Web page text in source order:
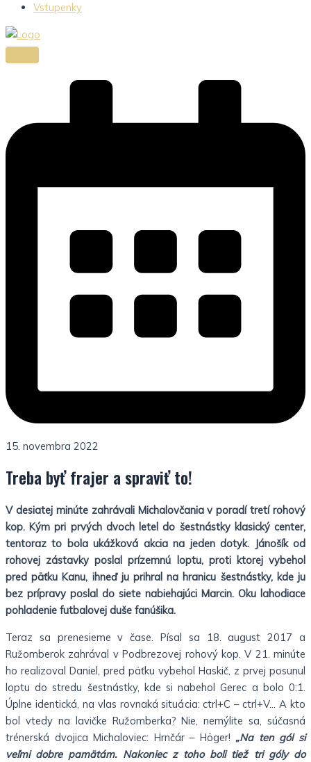
Vstupenky
15. novembra 2022
Treba byť frajer a spraviť to!
V desiatej minúte zahrávali Michalovčania v poradí tretí rohový
kop. Kým pri prvých dvoch letel do šestnástky klasický center,
tentoraz to bola ukážková akcia na jeden dotyk. Jánošík od
rohovej zástavky poslal prízemnú loptu, proti ktorej vybehol
pred päťku Kanu, ihneď ju prihral na hranicu šestnástky, kde ju
bez prípravy poslal do siete nabiehajúci Marcin. Oku lahodiace
pohladenie futbalovej duše fanúšika.
Teraz sa prenesieme v čase. Písal sa 18. august 2017 a
Ružomberok zahrával v Podbrezovej rohový kop. V 21. minúte
ho realizoval Daniel, pred päťku vybehol Haskič, z prvej posunul
loptu do stredu šestnástky, kde si nabehol Gerec a bolo 0:1.
Úplne identická, na vlas rovnaká situácia: ctrl+C – ctrl+V… A kto
bol vtedy na lavičke Ružomberka? Nie, nemýlite sa, súčasná
trénerská dvojica Michaloviec: Hrnčár – Höger! „Na ten gól si
veľmi dobre pamätám. Nakoniec z toho boli tiež tri góly do